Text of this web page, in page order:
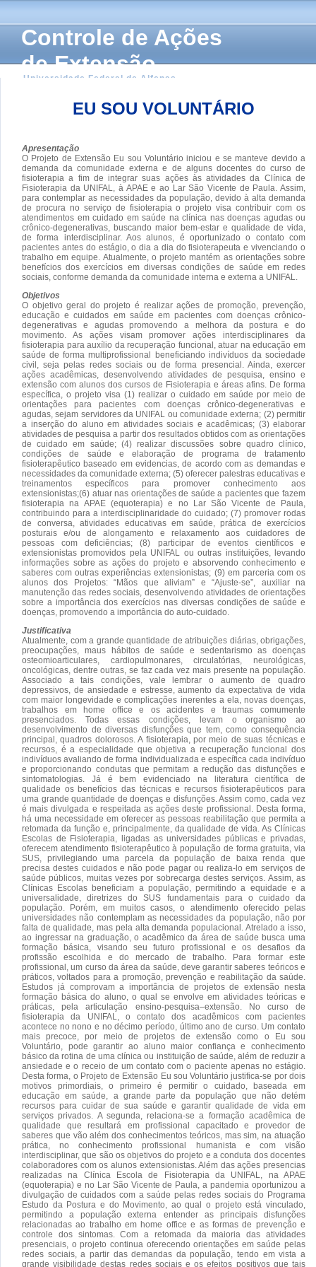
Controle de Ações
de Extensão
Universidade Federal de Alfenas
EU SOU VOLUNTÁRIO
Apresentação
O Projeto de Extensão Eu sou Voluntário iniciou e se manteve devido a
demanda da comunidade externa e de alguns docentes do curso de
fisioterapia a fim de integrar suas ações às atividades da Clínica de
Fisioterapia da UNIFAL, à APAE e ao Lar São Vicente de Paula. Assim,
para contemplar as necessidades da população, devido à alta demanda
de procura no serviço de fisioterapia o projeto visa contribuir com os
atendimentos em cuidado em saúde na clínica nas doenças agudas ou
crônico-degenerativas, buscando maior bem-estar e qualidade de vida,
de forma interdisciplinar. Aos alunos, é oportunizado o contato com
pacientes antes do estágio, o dia a dia do fisioterapeuta e vivenciando o
trabalho em equipe. Atualmente, o projeto mantém as orientações sobre
benefícios dos exercícios em diversas condições de saúde em redes
sociais, conforme demanda da comunidade interna e externa a UNIFAL.
Objetivos
O objetivo geral do projeto é realizar ações de promoção, prevenção,
educação e cuidados em saúde em pacientes com doenças crônico-
degenerativas e agudas promovendo a melhora da postura e do
movimento. As ações visam promover ações interdisciplinares da
fisioterapia para auxílio da recuperação funcional, atuar na educação em
saúde de forma multiprofissional beneficiando indivíduos da sociedade
civil, seja pelas redes sociais ou de forma presencial. Ainda, exercer
ações acadêmicas, desenvolvendo atividades de pesquisa, ensino e
extensão com alunos dos cursos de Fisioterapia e áreas afins. De forma
específica, o projeto visa (1) realizar o cuidado em saúde por meio de
orientações para pacientes com doenças crônico-degenerativas e
agudas, sejam servidores da UNIFAL ou comunidade externa; (2) permitir
a inserção do aluno em atividades sociais e acadêmicas; (3) elaborar
atividades de pesquisa a partir dos resultados obtidos com as orientações
de cuidado em saúde; (4) realizar discussões sobre quadro clínico,
condições de saúde e elaboração de programa de tratamento
fisioterapêutico baseado em evidencias, de acordo com as demandas e
necessidades da comunidade externa; (5) oferecer palestras educativas e
treinamentos específicos para promover conhecimento aos
extensionistas;(6) atuar nas orientações de saúde a pacientes que fazem
fisioterapia na APAE (equoterapia) e no Lar São Vicente de Paula,
contribuindo para a interdisciplinaridade do cuidado; (7) promover rodas
de conversa, atividades educativas em saúde, prática de exercícios
posturais e/ou de alongamento e relaxamento aos cuidadores de
pessoas com deficiências; (8) participar de eventos científicos e
extensionistas promovidos pela UNIFAL ou outras instituições, levando
informações sobre as ações do projeto e absorvendo conhecimento e
saberes com outras experiências extensionistas; (9) em parceria com os
alunos dos Projetos: “Mãos que aliviam” e “Ajuste-se”, auxiliar na
manutenção das redes sociais, desenvolvendo atividades de orientações
sobre a importância dos exercícios nas diversas condições de saúde e
doenças, promovendo a importância do auto-cuidado.
Justificativa
Atualmente, com a grande quantidade de atribuições diárias, obrigações,
preocupações, maus hábitos de saúde e sedentarismo as doenças
osteomioarticulares, cardiopulmonares, circulatórias, neurológicas,
oncológicas, dentre outras, se faz cada vez mais presente na população.
Associado a tais condições, vale lembrar o aumento de quadro
depressivos, de ansiedade e estresse, aumento da expectativa de vida
com maior longevidade e complicações inerentes a ela, novas doenças,
trabalhos em home office e os acidentes e traumas comumente
presenciados. Todas essas condições, levam o organismo ao
desenvolvimento de diversas disfunções que tem, como consequência
principal, quadros dolorosos. A fisioterapia, por meio de suas técnicas e
recursos, é a especialidade que objetiva a recuperação funcional dos
indivíduos avaliando de forma individualizada e específica cada indivíduo
e proporcionando condutas que permitam a redução das disfunções e
sintomatologias. Já é bem evidenciado na literatura científica de
qualidade os benefícios das técnicas e recursos fisioterapêuticos para
uma grande quantidade de doenças e disfunções. Assim como, cada vez
é mais divulgada e respeitada as ações deste profissional. Desta forma,
há uma necessidade em oferecer as pessoas reabilitação que permita a
retomada da função e, principalmente, da qualidade de vida. As Clínicas
Escolas de Fisioterapia, ligadas as universidades públicas e privadas,
oferecem atendimento fisioterapêutico à população de forma gratuita, via
SUS, privilegiando uma parcela da população de baixa renda que
precisa destes cuidados e não pode pagar ou realiza-lo em serviços de
saúde públicos, muitas vezes por sobrecarga destes serviços. Assim, as
Clínicas Escolas beneficiam a população, permitindo a equidade e a
universalidade, diretrizes do SUS fundamentais para o cuidado da
população. Porém, em muitos casos, o atendimento oferecido pelas
universidades não contemplam as necessidades da população, não por
falta de qualidade, mas pela alta demanda populacional. Atrelado a isso,
ao ingressar na graduação, o acadêmico da área de saúde busca uma
formação básica, visando seu futuro profissional e os desafios da
profissão escolhida e do mercado de trabalho. Para formar este
profissional, um curso da área da saúde, deve garantir saberes teóricos e
práticos, voltados para a promoção, prevenção e reabilitação da saúde.
Estudos já comprovam a importância de projetos de extensão nesta
formação básica do aluno, o qual se envolve em atividades teóricas e
práticas, pela articulação ensino-pesquisa–extensão. No curso de
fisioterapia da UNIFAL, o contato dos acadêmicos com pacientes
acontece no nono e no décimo período, último ano de curso. Um contato
mais precoce, por meio de projetos de extensão como o Eu sou
Voluntário, pode garantir ao aluno maior confiança e conhecimento
básico da rotina de uma clínica ou instituição de saúde, além de reduzir a
ansiedade e o receio de um contato com o paciente apenas no estágio.
Desta forma, o Projeto de Extensão Eu sou Voluntário justifica-se por dois
motivos primordiais, o primeiro é permitir o cuidado, baseada em
educação em saúde, a grande parte da população que não detém
recursos para cuidar de sua saúde e garantir qualidade de vida em
serviços privados. A segunda, relaciona-se a formação acadêmica de
qualidade que resultará em profissional capacitado e provedor de
saberes que vão além dos conhecimentos teóricos, mas sim, na atuação
prática, no conhecimento profissional humanista e com visão
interdisciplinar, que são os objetivos do projeto e a conduta dos docentes
colaboradores com os alunos extensionistas. Além das ações presencias
realizadas na Clínica Escola de Fisioterapia da UNIFAL, na APAE
(equoterapia) e no Lar São Vicente de Paula, a pandemia oportunizou a
divulgação de cuidados com a saúde pelas redes sociais do Programa
Estudo da Postura e do Movimento, ao qual o projeto está vinculado,
permitindo a população externa entender as principais disfunções
relacionadas ao trabalho em home office e as formas de prevenção e
controle dos sintomas. Com a retomada da maioria das atividades
presenciais, o projeto continua oferecendo orientações em saúde pelas
redes sociais, a partir das demandas da população, tendo em vista a
grande visibilidade destas redes sociais e os efeitos positivos que tais